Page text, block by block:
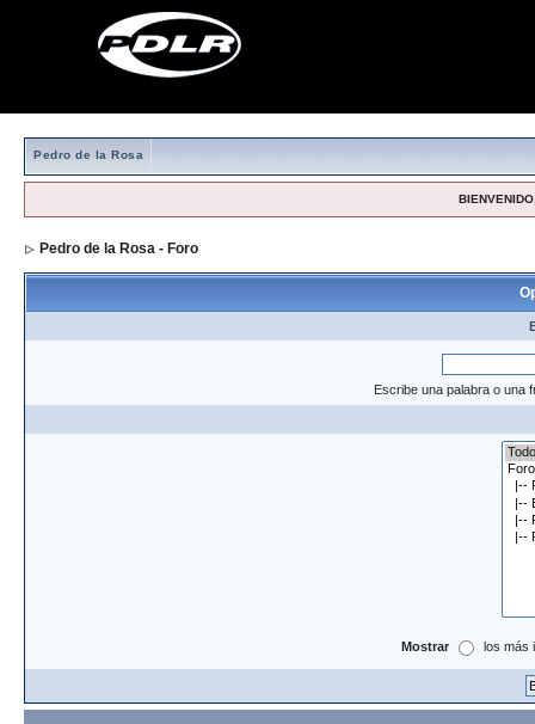
Pedro de la Rosa
Pedro de la Rosa - Foro
Escribe una palabra o una
Mostrar los más